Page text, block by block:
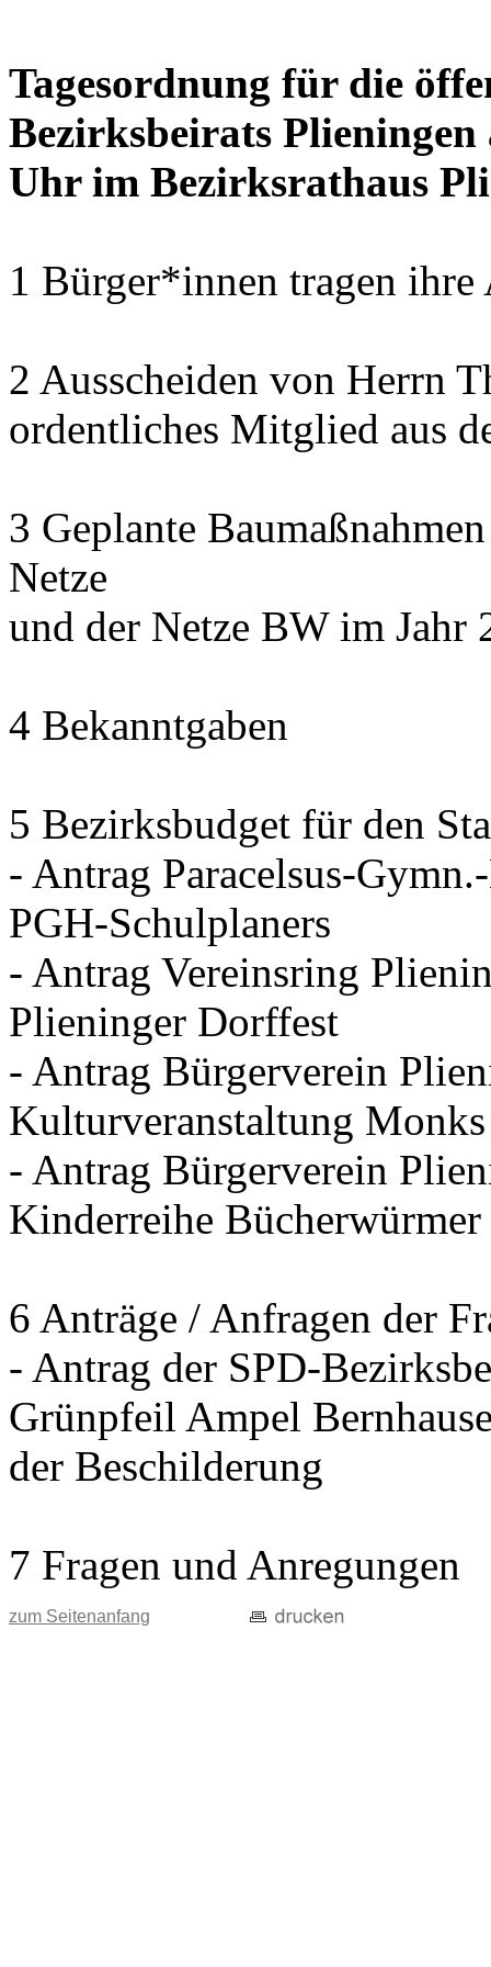
Tagesordnung für die
Bezirksbeirats
Uhr im Bezirksrathaus
1 Bürger*innen tragen
2 Ausscheiden von Herrn
ordentliches Mitglied aus
3 Geplante
Netze
und der Netze BW im Jahr
4 Bekanntgaben
5 Bezirksbudget für den
- Antrag Paracelsus-
PGH-Schulplaners
- Antrag Vereinsring
Plieninger Dorffest
- Antrag Bürgerverein
Kulturveranstaltung Monks
- Antrag Bürgerverein
Kinderreihe Bücherwürmer
6 Anträge / Anfragen der
- Antrag der SPD-
Grünpfeil Ampel
der Beschilderung
7 Fragen und Anregungen
zum Seitenanfang